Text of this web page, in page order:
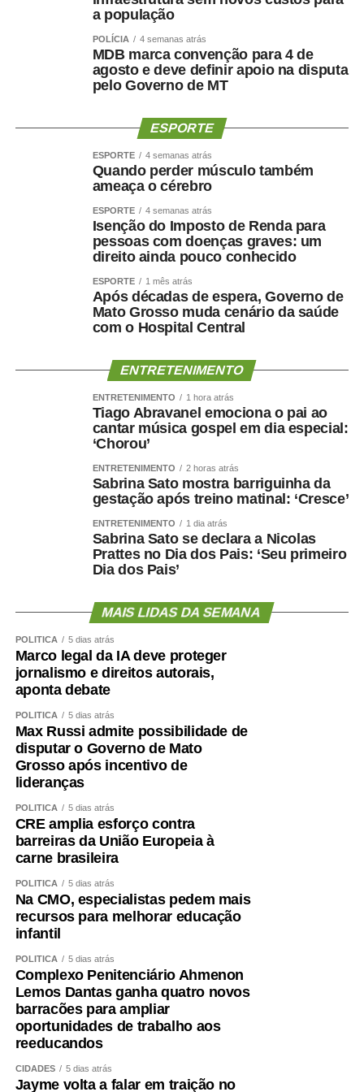
integrado das equipes e ao fortalecimento da gestão
“O protagonismo do HMC é resultado do empenho diário
de equipes multiprofissionais altamente qualificadas e de
uma gestão comprometida com a eficiência e a
em urgência, emergência, politrauma e tratamento de
queimados, temos ampliado a oferta de cirurgias eletivas
e procedimentos especializados, garantindo mais acesso
e qualidade no atendimento prestado aos usuários do
SUS”, destacou.
Hospital amplia serviços especializados
Referência estadual em urgência, emergência,
queimados, por meio do Centro de Tratamento de
Queimados (CTQ), o HMC funciona em regime de portas
abertas para atendimentos de urgência e emergência.
Hospital Dia, centros cirúrgicos, salas de medicação e
estrutura completa para assistência ambulatorial e
Nos últimos meses, o hospital também ampliou a oferta
de procedimentos especializados. Entre junho e julho,
iniciou um mutirão de cirurgias de vesícula por
videolaparoscopia, com previsão de 30 procedimentos
para reduzir a fila de espera do Sistema Único de Saúde
Outra ação inédita colocou Cuiabá em destaque no
de cirurgias reparadoras para vítimas de queimaduras
elétricas decorrentes de acidentes de trabalho, tornando-
se a única unidade do país a realizar uma iniciativa
voltada exclusivamente para esse público.
Aproximadamente 20 pacientes foram atendidos durante
a ação.
Para o diretor técnico do HMC, Dr. Eduardo Andraus, os
indicadores confirmam a capacidade da unidade em
atender pacientes de média e alta complexidade.
“O HMC foi concebido para ser um hospital de alta
regulados das UPAs permite que essas unidades
continuem atendendo novos casos de urgência e
emergência. Contamos com equipes preparadas,
atender desde casos clínicos até situações de alta
complexidade, como politrauma, queimados e cirurgias
especializadas. Os resultados de maio e junho
demonstram que estamos cumprindo essa missão com
eficiência”, concluiu.
COMENTE ABAIXO:
WhatsApp
Facebook
Twitter
a população
POLÍCIA 4 semanas atrás
MDB marca convenção para 4 de
agosto e deve definir apoio na disputa
pelo Governo de MT
ESPORTE
ESPORTE 4 semanas atrás
Quando perder músculo também
ameaça o cérebro
ESPORTE 4 semanas atrás
Isenção do Imposto de Renda para
pessoas com doenças graves: um
direito ainda pouco conhecido
ESPORTE 1 mês atrás
Após décadas de espera, Governo de
Mato Grosso muda cenário da saúde
com o Hospital Central
ENTRETENIMENTO
ENTRETENIMENTO 1 hora atrás
Tiago Abravanel emociona o pai ao
cantar música gospel em dia especial:
‘Chorou’
ENTRETENIMENTO 2 horas atrás
Sabrina Sato mostra barriguinha da
gestação após treino matinal: ‘Cresce’
ENTRETENIMENTO 1 dia atrás
Sabrina Sato se declara a Nicolas
Prattes no Dia dos Pais: ‘Seu primeiro
Dia dos Pais’
MAIS LIDAS DA SEMANA
POLÍTICA 5 dias atrás
Marco legal da IA deve proteger
jornalismo e direitos autorais,
aponta debate
POLÍTICA 5 dias atrás
Max Russi admite possibilidade de
disputar o Governo de Mato
Grosso após incentivo de
lideranças
POLÍTICA 5 dias atrás
CRE amplia esforço contra
barreiras da União Europeia à
carne brasileira
POLÍTICA 5 dias atrás
Na CMO, especialistas pedem mais
recursos para melhorar educação
infantil
POLÍTICA 5 dias atrás
Complexo Penitenciário Ahmenon
Lemos Dantas ganha quatro novos
barracões para ampliar
oportunidades de trabalho aos
reeducandos
CIDADES 5 dias atrás
Jayme volta a falar em traição no